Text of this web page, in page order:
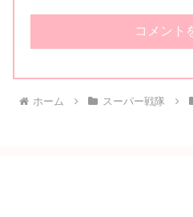
ホーム スーパー戦隊